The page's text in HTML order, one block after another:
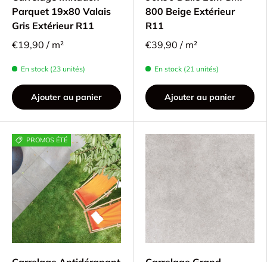
Parquet 19x80 Valais
Gris Extérieur R11
€19,90 / m²
En stock (23 unités)
Ajouter au panier
800 Beige Extérieur
R11
€39,90 / m²
En stock (21 unités)
Ajouter au panier
PROMOS ÉTÉ